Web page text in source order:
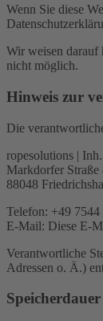
Wenn Sie diese
Wir weisen darauf
nicht möglich.
Hinweis zur
Die
ropesolutions |
Markdorfer Straße
88048
Telefon: +49 7544
E-Mail: Diese E-
Verantwortliche
Adressen o. Ä.)
Speicherdauer